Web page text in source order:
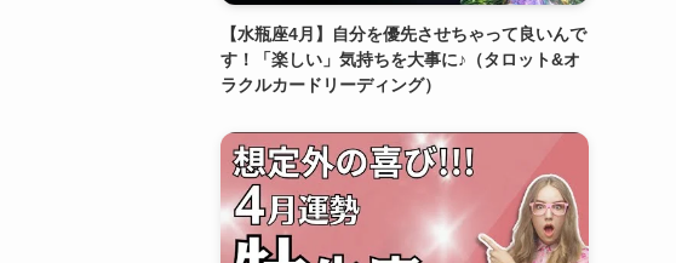
【水瓶座4月】自分を優先させちゃって良いんで
す！「楽しい」気持ちを大事に♪（タロット&オ
ラクルカードリーディング）